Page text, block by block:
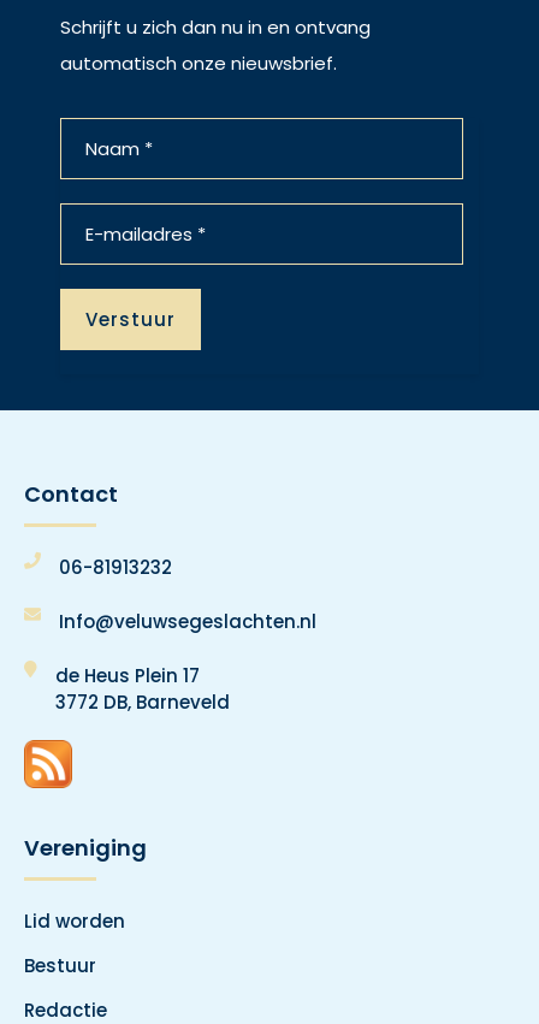
Schrijft u zich dan nu in en ontvang
automatisch onze nieuwsbrief.
Contact
06-81913232
Info@veluwsegeslachten.nl
de Heus Plein 17
3772 DB, Barneveld
Vereniging
Lid worden
Bestuur
Redactie